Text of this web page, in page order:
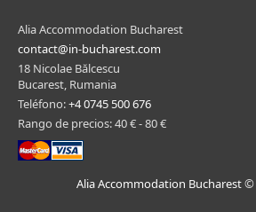
Alia Accommodation Bucharest
contact@in-bucharest.com
18 Nicolae Bălcescu
Bucarest, Rumania
Teléfono:+4 0745 500 676
Rango de precios: 40 € - 80 €
Alia Accommodation Bucharest©